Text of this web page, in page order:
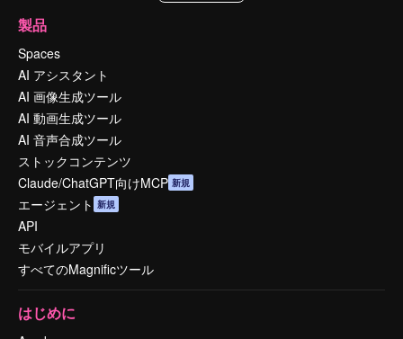
製品
Spaces
AI アシスタント
AI 画像生成ツール
AI 動画生成ツール
AI 音声合成ツール
ストックコンテンツ
Claude/ChatGPT向けMCP 新規
エージェント 新規
API
モバイルアプリ
すべてのMagnificツール
はじめに